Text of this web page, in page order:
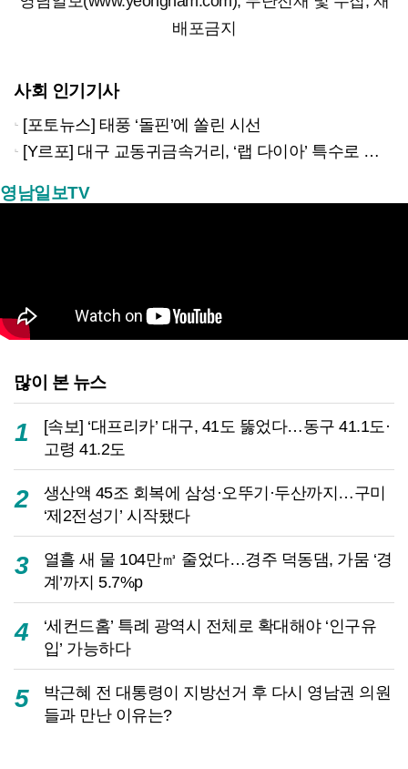
배포금지
사회 인기기사
[포토뉴스] 태풍 ‘돌핀’에 쏠린 시선
[Y르포] 대구 교동귀금속거리, ‘랩 다이아’ 특수로 다시금 활기…“반짝 인기 의존 않는 지속 가능 성장 동력 마련해야”
영남일보TV
많이 본 뉴스
1
[속보] ‘대프리카’ 대구, 41도 뚫었다…동구 41.1도·
고령 41.2도
2
생산액 45조 회복에 삼성·오뚜기·두산까지…구미
‘제2전성기’ 시작됐다
3
열흘 새 물 104만㎥ 줄었다…경주 덕동댐, 가뭄 ‘경
계’까지 5.7%p
4
‘세컨드홈’ 특례 광역시 전체로 확대해야 ‘인구유
입’ 가능하다
5
박근혜 전 대통령이 지방선거 후 다시 영남권 의원
들과 만난 이유는?